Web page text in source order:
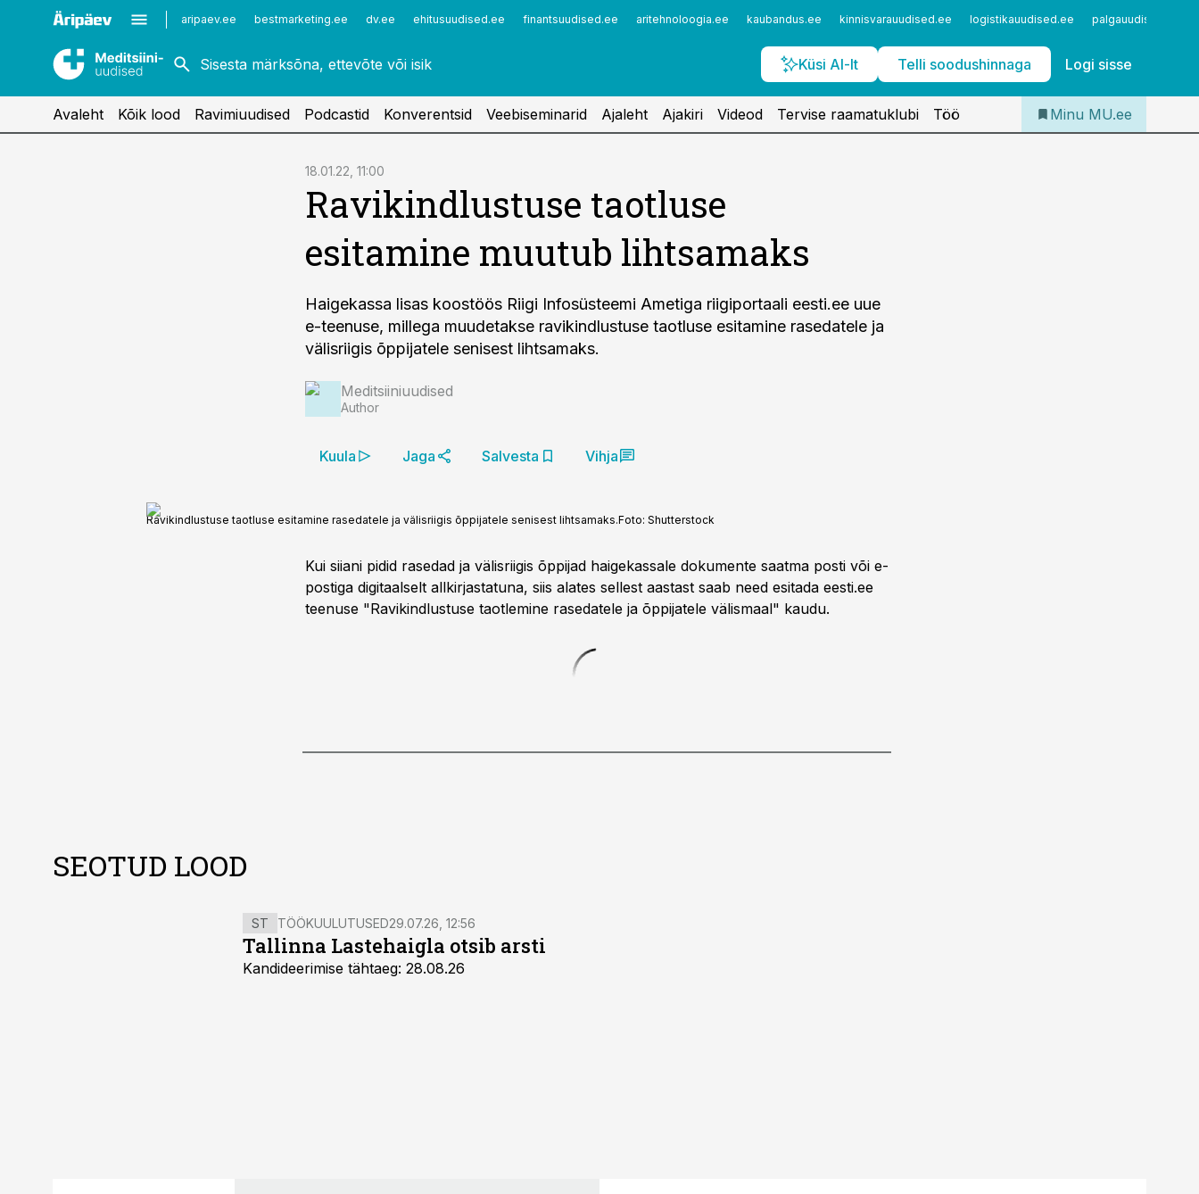
aripaev.ee bestmarketing.ee dv.ee ehitusuudised.ee finantsuudised.ee aritehnoloogia.ee kaubandus.ee kinnisvarauudised.ee logistikauudised.ee palgauudised.ee
Küsi AI-lt Telli soodushinnaga Logi sisse
Kirurgia
Naistehaigused
Vaktsineerimine
Iseteenindus
Telli Meditsiiniuudised
Avaleht Kõik lood Ravimiuudised Podcastid Konverentsid Veebiseminarid Ajaleht Ajakiri Videod Tervise raamatuklubi Töö Minu MU.ee
18.01.22, 11:00
Ravikindlustuse taotluse
esitamine muutub lihtsamaks
Haigekassa lisas koostöös Riigi Infosüsteemi Ametiga riigiportaali eesti.ee uue
e-teenuse, millega muudetakse ravikindlustuse taotluse esitamine rasedatele ja
välisriigis õppijatele senisest lihtsamaks.
Meditsiiniuudised
Author
Kuula Jaga Salvesta Vihja
Ravikindlustuse taotluse esitamine rasedatele ja välisriigis õppijatele senisest lihtsamaks.Foto: Shutterstock
Kui siiani pidid rasedad ja välisriigis õppijad haigekassale dokumente saatma posti või e-
postiga digitaalselt allkirjastatuna, siis alates sellest aastast saab need esitada eesti.ee
teenuse "Ravikindlustuse taotlemine rasedatele ja õppijatele välismaal" kaudu.
SEOTUD LOOD
ST TÖÖKUULUTUSED29.07.26, 12:56
Tallinna Lastehaigla otsib arsti
Kandideerimise tähtaeg: 28.08.26